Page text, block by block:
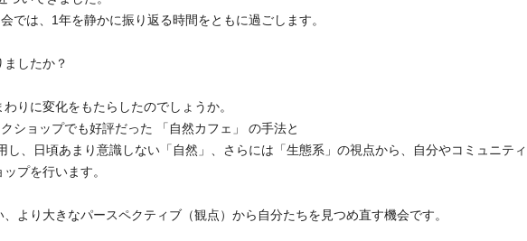
では、1年を静かに振り返る時間をともに過ごします。
したか？
りに変化をもたらしたのでしょうか。
ショップでも好評だった 「自然カフェ」 の手法と
し、日頃あまり意識しない「自然」、さらには「生態系」の視点から、自分やコミュニテ
プを行います。
より大きなパースペクティブ（観点）から自分たちを見つめ直す機会です。